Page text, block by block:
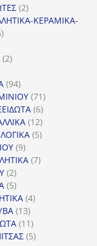
προϊόντα
22
προϊόντα
ΚΕΡΑΜΙΚΑ-
155
22
9494
προϊόντα
7171
προϊόντα
66
προϊόντα
1212
προϊόντα
55
99
προϊόντα
77
22
προϊόντα
55
προϊόντα
44
1313
προϊόντα
1111
προϊόντα
55